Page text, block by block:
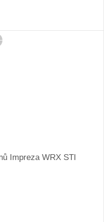
Impreza WRX STI